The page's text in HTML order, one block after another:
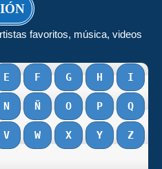
favoritos, música, videos
E F G H I
N Ñ O P Q
V W X Y Z